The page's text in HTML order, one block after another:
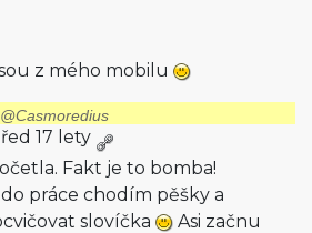
z mého mobilu
@Casmoredius
17 lety
Fakt je to bomba!
práce chodím pěšky a
slovíčka
Asi začnu